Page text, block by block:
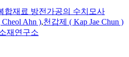
합재료 방전가공의 수치모사
CheolAhn ),천갑제 ( Kap Jae Chun )
재연구소